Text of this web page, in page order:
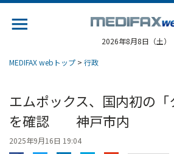
2026年8月8日（土）
MEDIFAX webトップ > 行政
エムポックス、国内初の「
を確認 神戸市内
2025年9月16日 19:04